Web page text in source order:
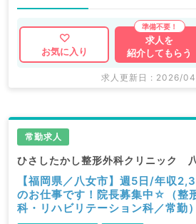
お気に入り
求人を
紹介してもらう
求人更新日 : 2026/
常勤求人
ひさしたかし整形外科クリニック
【福岡県／八女市】週5日/年収
のお仕事です！院長募集中☆（整
科・リハビリテーション科／常勤）